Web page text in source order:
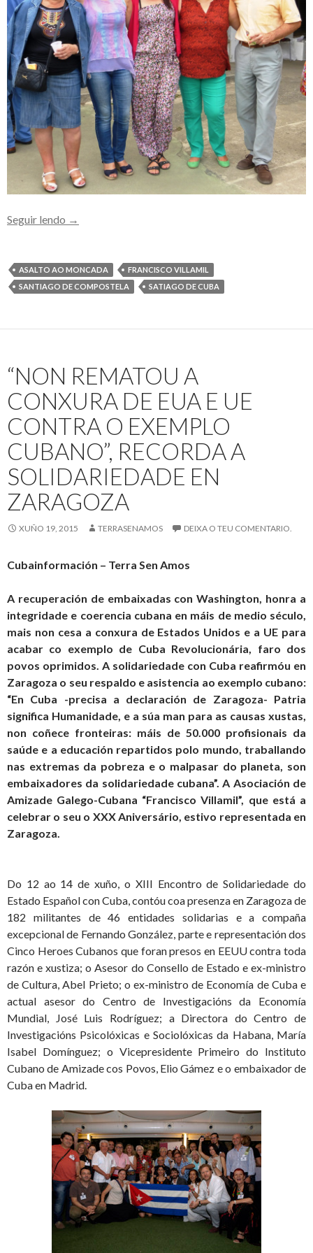
Seguir lendo
celebra
en
do
asalto
ao
Moncada
→
ASALTO AO MONCADA
FRANCISCO VILLAMIL
SANTIAGO DE COMPOSTELA
SATIAGO DE CUBA
“NON REMATOU A
CONXURA DE EUA E UE
CONTRA O EXEMPLO
CUBANO”, RECORDA A
SOLIDARIEDADE EN
ZARAGOZA
XUÑO 19, 2015 TERRASENAMOS DEIXA O TEU COMENTARIO.
Cubainformación – Terra Sen Amos
A recuperación de embaixadas con Washington, honra a
integridade e coerencia cubana en máis de medio século,
mais non cesa a conxura de Estados Unidos e a UE para
acabar co exemplo de Cuba Revolucionária, faro dos
povos oprimidos. A solidariedade con Cuba reafirmóu en
Zaragoza o seu respaldo e asistencia ao exemplo cubano:
“En Cuba -precisa a declaración de Zaragoza- Patria
significa Humanidade, e a súa man para as causas xustas,
non coñece fronteiras: máis de 50.000 profisionais da
saúde e a educación repartidos polo mundo, traballando
nas extremas da pobreza e o malpasar do planeta, son
embaixadores da solidariedade cubana”. A Asociación de
Amizade Galego-Cubana “Francisco Villamil”, que está a
celebrar o seu o XXX Aniversário, estivo representada en
Zaragoza.
Do 12 ao 14 de xuño, o XIII Encontro de Solidariedade do
Estado Español con Cuba, contóu coa presenza en Zaragoza de
182 militantes de 46 entidades solidarias e a compaña
excepcional de Fernando González, parte e representación dos
Cinco Heroes Cubanos que foran presos en EEUU contra toda
razón e xustiza; o Asesor do Consello de Estado e ex-ministro
de Cultura, Abel Prieto; o ex-ministro de Economía de Cuba e
actual asesor do Centro de Investigacións da Economía
Mundial, José Luis Rodríguez; a Directora do Centro de
Investigacións Psicolóxicas e Sociolóxicas da Habana, María
Isabel Domínguez; o Vicepresidente Primeiro do Instituto
Cubano de Amizade cos Povos, Elio Gámez e o embaixador de
Cuba en Madrid.